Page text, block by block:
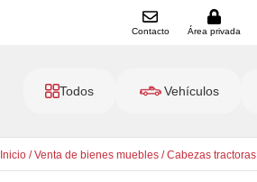
Contacto Área privada
Todos Vehículos
Inicio /Venta de bienes muebles /Cabezas tractoras